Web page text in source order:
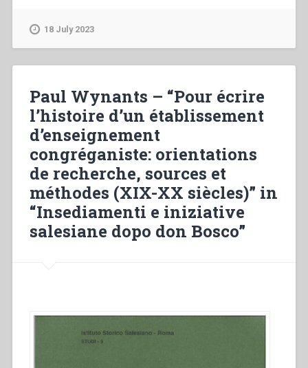
in
“Don
Michele
Rua
nella
storia
(1837-
1910)””
18 July 2023
Paul Wynants – “Pour écrire
l’histoire d’un établissement
d’enseignement
congréganiste: orientations
de recherche, sources et
méthodes (XIX-XX siècles)” in
“Insediamenti e iniziative
salesiane dopo don Bosco”